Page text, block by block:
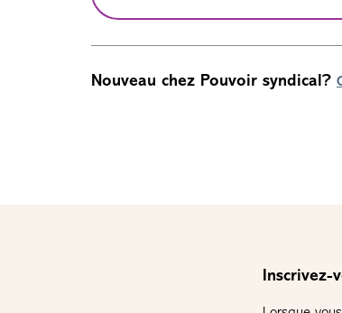
Nouveau chez Pouvoir syndical?
Inscrivez-